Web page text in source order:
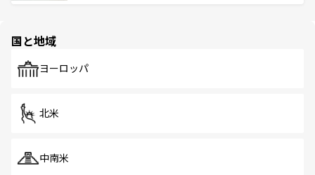
で、ホーカーズは地元の風情を楽しめる外せないスポット
国と地域
ヨーロッパ
北米
中南米